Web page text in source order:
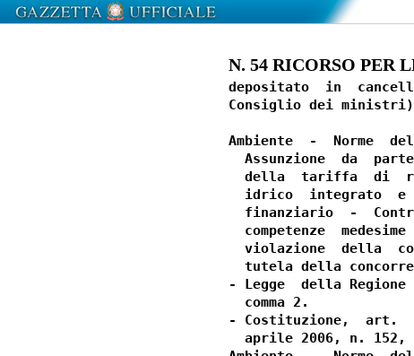
N. 54 RICORSO PER
depositato  in
Consiglio dei ministri)
Ambiente  -  Norme
Assunzione  da
della  tariffa  di
idrico  integrato  e
finanziario  -
competenze  medesime
violazione  della
tutela della
- Legge  della
  comma 2.
- Costituzione,  art.
aprile 2006, n. 152,